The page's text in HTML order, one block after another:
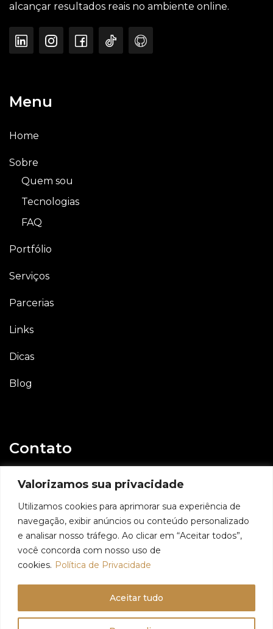
Valorizamos sua privacidade
Utilizamos cookies para aprimorar sua experiência de
navegação, exibir anúncios ou conteúdo personalizado
e analisar nosso tráfego. Ao clicar em “Aceitar todos”,
você concorda com nosso uso de
cookies. Política de Privacidade
Aceitar tudo
alcançar resultados reais no ambiente online.
Menu
Home
Sobre
Quem sou
Tecnologias
FAQ
Portfólio
Serviços
Parcerias
Links
Dicas
Blog
Contato
E-mail
Whatsapp
11 98991 6509